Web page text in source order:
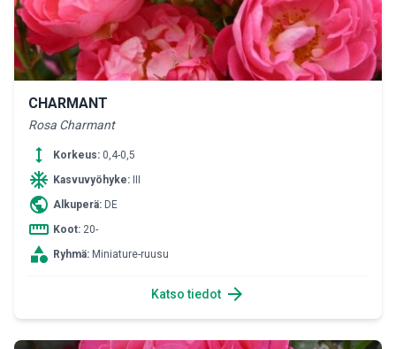
CHARMANT
Rosa Charmant
height Korkeus: 0,4-0,5
ac_unit Kasvuvyöhyke:
public Alkuperä: DE
straighten Koot: 20-
category Ryhmä: Miniature-ruusu
Katso tiedot arrow_forward